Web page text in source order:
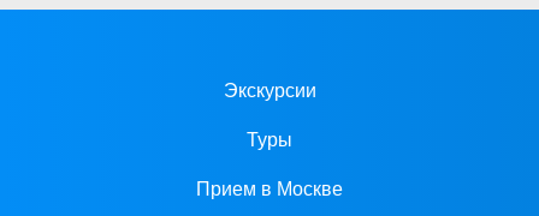
Экскурсии
Туры
Прием в Москве